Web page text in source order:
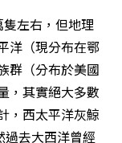
左右，但地理
洋（現分布在鄂
群（分布於美國
，其實絕大多數
，西太平洋灰鯨
去大西洋曾經